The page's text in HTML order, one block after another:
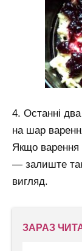
4. Останні два
на шар
Якщо варення
— залиште
вигляд.
ЗАРАЗ